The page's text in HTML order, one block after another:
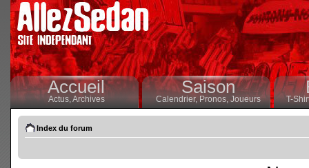
Accueil
Actus,Archives
Saison
Calendrier,Pronos, Joueurs T-
Index du forum